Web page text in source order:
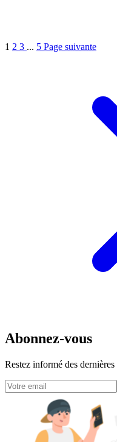
1 2 3 ... 5 Page suivante
Abonnez-vous
Restez informé des